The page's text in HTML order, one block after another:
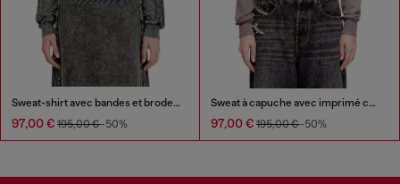
Sweat-shirt avec bandes et broderie Oval D
97,00 € 195,00 €-50%
Sweat à capuche avec imprimé cœur et clous
97,00 € 195,00 €-50%